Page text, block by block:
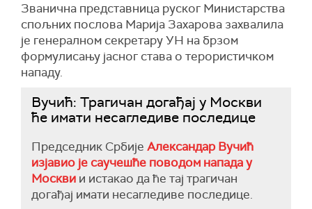
Званична представница руског Министарства
спољних послова Марија Захарова захвалила
је генералном секретару УН на брзом
формулисању јасног става о терористичком
нападу.
Вучић: Трагичан догађај у Москви
ће имати несагледиве последице
Председник Србије Александар Вучић
изјавио је саучешће поводом напада у
Москви и истакао да ће тај трагичан
догађај имати несагледиве последице.